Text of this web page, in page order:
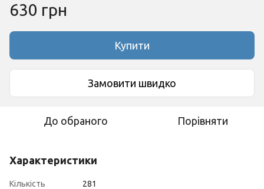
630 грн
Купити
Замовити швидко
До обраного Порівняти
Характеристики
Кількість
281